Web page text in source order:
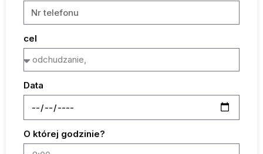
cel
Data
O której godzinie?